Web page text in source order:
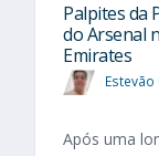
Palpites da
do Arsenal
Emirates
Estevão
Após uma